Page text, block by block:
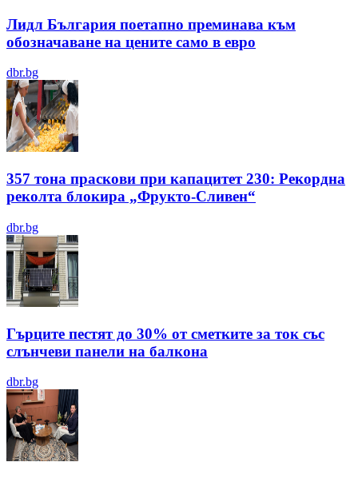
Лидл България поетапно преминава към
обозначаване на цените само в евро
dbr.bg
357 тона праскови при капацитет 230: Рекордна
реколта блокира „Фрукто-Сливен“
dbr.bg
Гърците пестят до 30% от сметките за ток със
слънчеви панели на балкона
dbr.bg